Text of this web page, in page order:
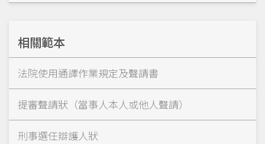
相關範本
法院使用通譯作業規定及聲請書
提審聲請狀（當事人本人或他人聲請）
刑事選任辯護人狀